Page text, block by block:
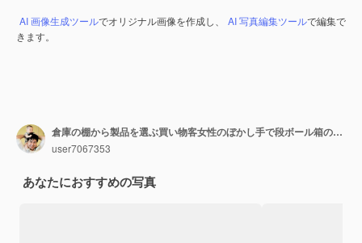
AI 画像生成ツールでオリジナル画像を作成し、 AI 写真編集ツールで編集で
きます。
倉庫の棚から製品を選ぶ買い物客女性のぼかし手で段ボール箱のパッケージ。
user7067353
あなたにおすすめの写真